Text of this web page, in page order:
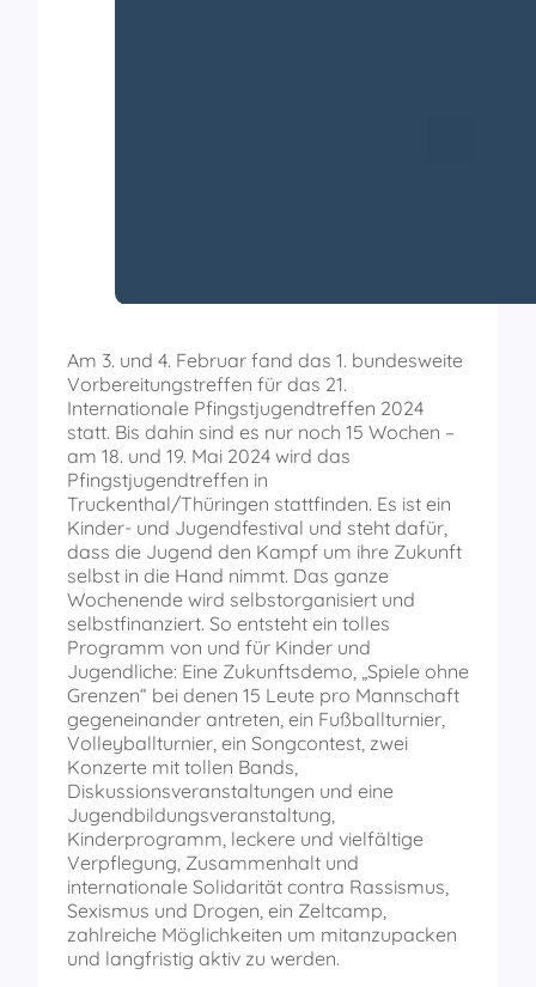
Am 3. und 4. Februar fand das 1. bundesweite
Vorbereitungstreffen für das 21.
Internationale Pfingstjugendtreffen 2024
statt. Bis dahin sind es nur noch 15 Wochen –
am 18. und 19. Mai 2024 wird das
Pfingstjugendtreffen in
Truckenthal/Thüringen stattfinden. Es ist ein
Kinder- und Jugendfestival und steht dafür,
dass die Jugend den Kampf um ihre Zukunft
selbst in die Hand nimmt. Das ganze
Wochenende wird selbstorganisiert und
selbstfinanziert. So entsteht ein tolles
Programm von und für Kinder und
Jugendliche: Eine Zukunftsdemo, „Spiele ohne
Grenzen“ bei denen 15 Leute pro Mannschaft
gegeneinander antreten, ein Fußballturnier,
Volleyballturnier, ein Songcontest, zwei
Konzerte mit tollen Bands,
Diskussionsveranstaltungen und eine
Jugendbildungsveranstaltung,
Kinderprogramm, leckere und vielfältige
Verpflegung, Zusammenhalt und
internationale Solidarität contra Rassismus,
Sexismus und Drogen, ein Zeltcamp,
zahlreiche Möglichkeiten um mitanzupacken
und langfristig aktiv zu werden.